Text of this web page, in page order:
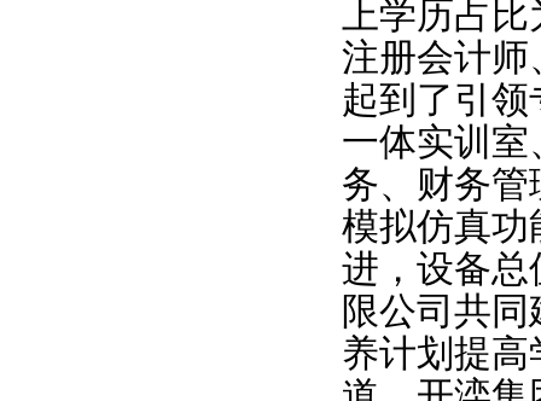
上学历占比
注册会计师
起到了引
一体实训
务、财务
模拟仿真功
进，设备总
限公司共
养计划提